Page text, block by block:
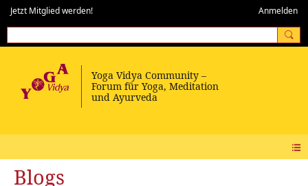
Jetzt Mitglied werden! Anmelden
Blogs